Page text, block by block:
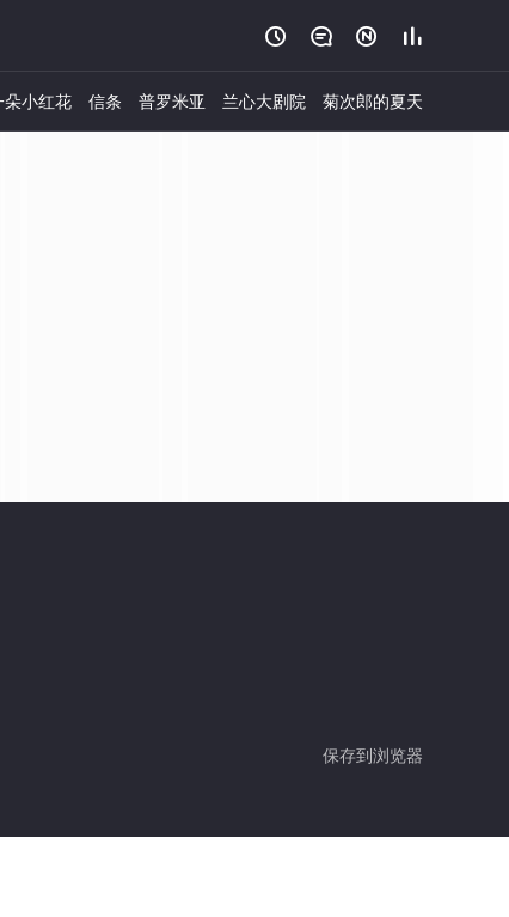
   
朵小红花 信条 普罗米亚 兰心大剧院 菊次郎的夏天
保存到浏览器